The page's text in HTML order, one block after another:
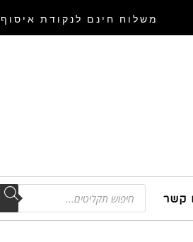
משלוח חינם לנקודת איסוף
קשר